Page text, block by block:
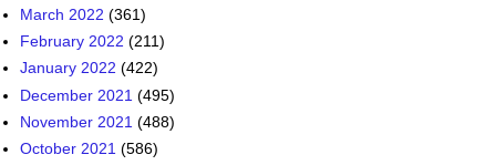
March 2022 (361)
February 2022 (211)
January 2022 (422)
December 2021 (495)
November 2021 (488)
October 2021 (586)